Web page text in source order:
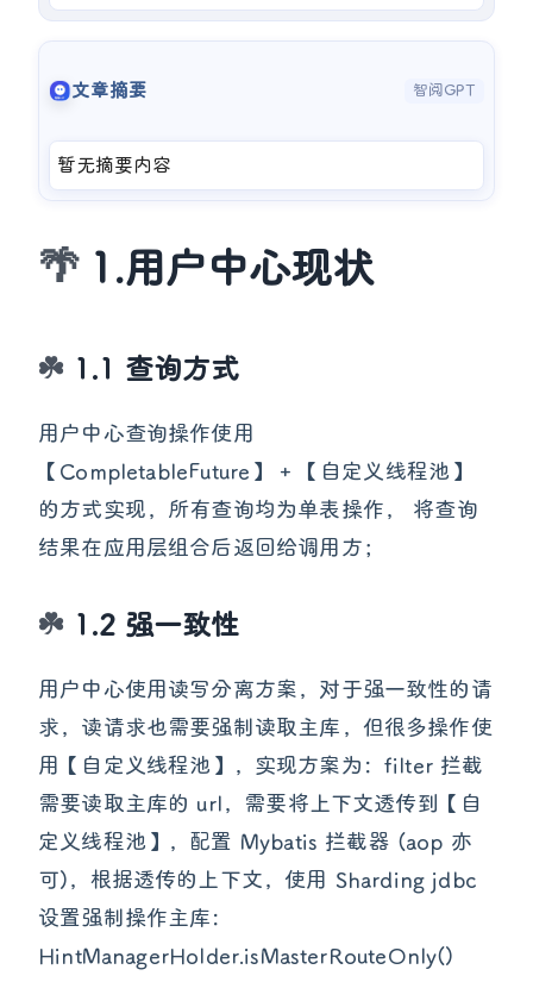
文章摘要 智阅GPT
暂无摘要内容
1.用户中心现状
1.1 查询方式
用户中心查询操作使用
【CompletableFuture】 + 【自定义线程池】
的方式实现，所有查询均为单表操作， 将查询
结果在应用层组合后返回给调用方；
1.2 强一致性
用户中心使用读写分离方案，对于强一致性的请
求，读请求也需要强制读取主库，但很多操作使
用【自定义线程池】，实现方案为：filter 拦截
需要读取主库的 url，需要将上下文透传到【自
定义线程池】，配置 Mybatis 拦截器 (aop 亦
可)，根据透传的上下文，使用 Sharding jdbc
设置强制操作主库：
HintManagerHolder.isMasterRouteOnly()